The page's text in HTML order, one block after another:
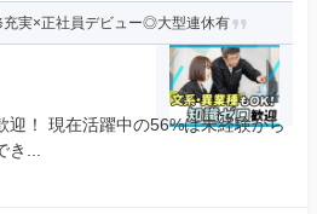
実×正社員デビュー◎大型連休有
迎！ 現在活躍中の56%は未経験から
...